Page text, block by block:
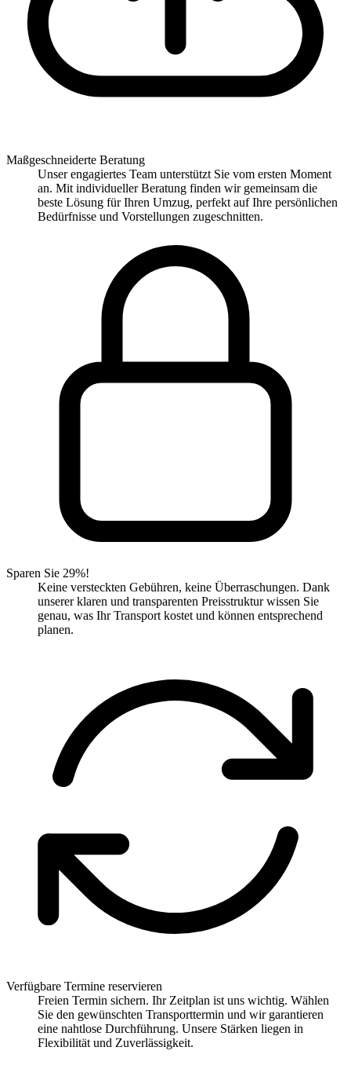
Maßgeschneiderte Beratung
Unser engagiertes Team unterstützt Sie vom ersten Moment
an. Mit individueller Beratung finden wir gemeinsam die
beste Lösung für Ihren Umzug, perfekt auf Ihre persönlichen
Bedürfnisse und Vorstellungen zugeschnitten.
Sparen Sie 29%!
Keine versteckten Gebühren, keine Überraschungen. Dank
unserer klaren und transparenten Preisstruktur wissen Sie
genau, was Ihr Transport kostet und können entsprechend
planen.
Verfügbare Termine reservieren
Freien Termin sichern. Ihr Zeitplan ist uns wichtig. Wählen
Sie den gewünschten Transporttermin und wir garantieren
eine nahtlose Durchführung. Unsere Stärken liegen in
Flexibilität und Zuverlässigkeit.